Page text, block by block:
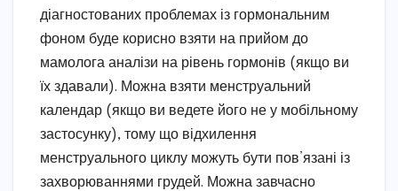
діагностованих проблемах із гормональним
фоном буде корисно взяти на прийом до
мамолога аналізи на рівень гормонів (якщо ви
їх здавали). Можна взяти менструальний
календар (якщо ви ведете його не у мобільному
застосунку), тому що відхилення
менструального циклу можуть бути пов’язані із
захворюваннями грудей. Можна завчасно